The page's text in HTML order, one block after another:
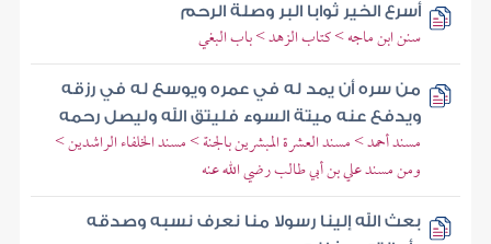
أسرع الخير ثوابا البر وصلة الرحم
سنن ابن ماجه > كتاب الزهد > باب البغي
من سره أن يمد له في عمره ويوسع له في رزقه
ويدفع عنه ميتة السوء فليتق الله وليصل رحمه
مسند أحمد > مسند العشرة المبشرين بالجنة > مسند الخلفاء الراشدين >
ومن مسند علي بن أبي طالب رضي الله عنه
بعث الله إلينا رسولا منا نعرف نسبه وصدقه